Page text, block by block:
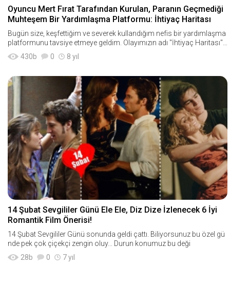
Oyuncu Mert Fırat Tarafından Kurulan, Paranın Geçmediği
Muhteşem Bir Yardımlaşma Platformu: İhtiyaç Haritası
Bugün size, keşfettiğim ve severek kullandığım nefis bir yardımlaşma
platformunu tavsiye etmeye geldim. Olayımızın adı "İhtiyaç Haritası"...
Hadi gelin şimdi
430b 0 8 yıl
14 Şubat Sevgililer Günü Ele Ele, Diz Dize İzlenecek 6 İyi
Romantik Film Önerisi!
14 Şubat Sevgililer Günü sonunda geldi çattı. Biliyorsunuz bu özel gü
nde pek çok çiçekçi zengin oluy... Durun konumuz bu deği
28b 0 7 yıl